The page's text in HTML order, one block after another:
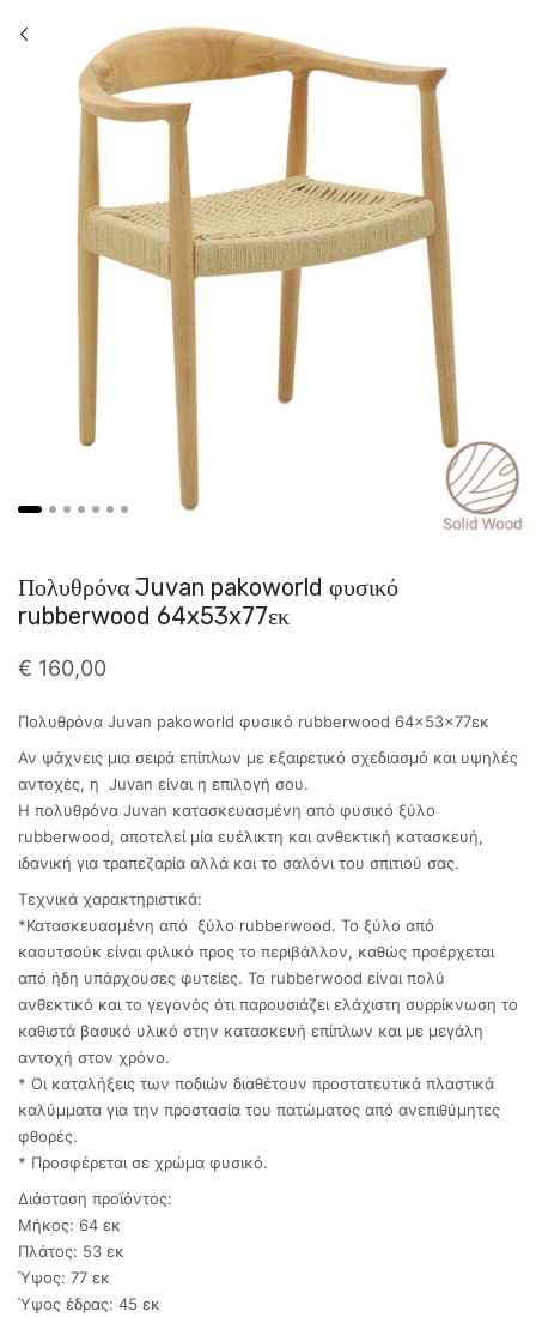
Πολυθρόνα Juvan pakoworld φυσικό
rubberwood 64x53x77εκ
€ 160,00
Πολυθρόνα Juvan pakoworld φυσικό rubberwood 64x53x77εκ
Αν ψάχνεις μια σειρά επίπλων με εξαιρετικό σχεδιασμό και υψηλές
αντοχές, η Juvan είναι η επιλογή σου.
Η πολυθρόνα Juvan κατασκευασμένη από φυσικό ξύλο
rubberwood, αποτελεί μία ευέλικτη και ανθεκτική κατασκευή,
ιδανική για τραπεζαρία αλλά και το σαλόνι του σπιτιού σας.
Τεχνικά χαρακτηριστικά:
*Κατασκευασμένη από ξύλο rubberwood. Το ξύλο από
καουτσούκ είναι φιλικό προς το περιβάλλον, καθώς προέρχεται
από ήδη υπάρχουσες φυτείες. Το rubberwood είναι πολύ
ανθεκτικό και το γεγονός ότι παρουσιάζει ελάχιστη συρρίκνωση το
καθιστά βασικό υλικό στην κατασκευή επίπλων και με μεγάλη
αντοχή στον χρόνο.
* Οι καταλήξεις των ποδιών διαθέτουν προστατευτικά πλαστικά
καλύμματα για την προστασία του πατώματος από ανεπιθύμητες
φθορές.
* Προσφέρεται σε χρώμα φυσικό.
Διάσταση προϊόντος:
Μήκος: 64 εκ
Πλάτος: 53 εκ
Ύψος: 77 εκ
Ύψος έδρας: 45 εκ